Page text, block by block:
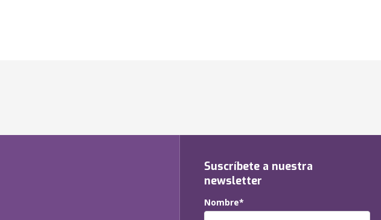
Suscríbete a nuestra
newsletter
Nombre*